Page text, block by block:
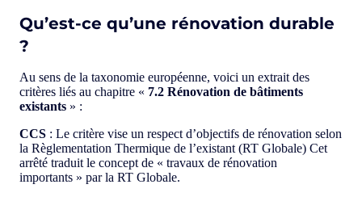
Qu’est-ce qu’une rénovation durable
?
Au sens de la taxonomie européenne, voici un extrait des
critères liés au chapitre « 7.2 Rénovation de bâtiments
existants » :
CCS : Le critère vise un respect d’objectifs de rénovation selon
la Règlementation Thermique de l’existant (RT Globale) Cet
arrêté traduit le concept de « travaux de rénovation
importants » par la RT Globale.